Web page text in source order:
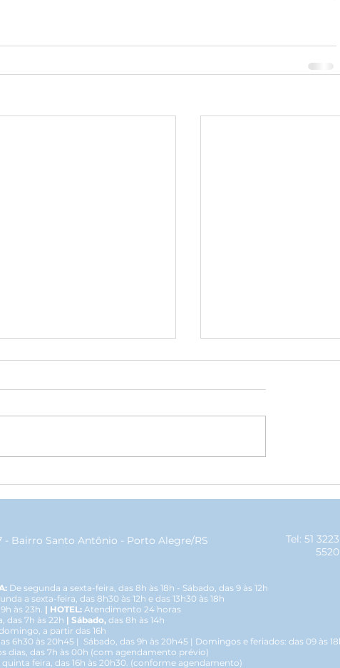
- Bairro Santo Antônio - Porto Alegre/RS
Tel: 51 3223
5520
De segunda a sexta-feira, das 8h às 18h - Sábado, das 9 às 12h
a sexta-feira, das 8h30 às 12h e das 13h30 às 18h
às 23h. | HOTEL: Atendimento 24 horas
das 7h às 22h | Sábado, das 8h às 14h
a partir das 16h
6h30 às 20h45 | Sábado, das 9h às 20h45 | Domingos e feriados: das 09 às
dias, das 7h às 00h (com agendamento prévio)
quinta feira, das 16h às 20h30. (conforme agendamento)